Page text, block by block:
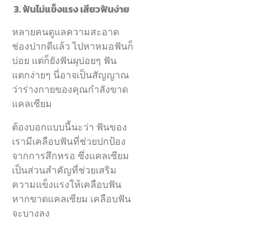
3. ฟันไม่แข็งแรง เสียวฟันง่าย
หลายคนดูแลความสะอาด
ช่องปากดีแล้ว ไปหาหมอฟันก็
บ่อย แต่ก็ยังฟันผุบ่อยๆ ฟัน
แตกง่ายๆ นี่อาจเป็นสัญญาณ
ว่าร่างกายของคุณกำลังขาด
แคลเซียม
ต้องบอกแบบนี้นะว่า ฟันของ
เรามีเคลือบฟันที่ช่วยปกป้อง
จากการสึกหรอ ซึ่งแคลเซียม
เป็นส่วนสำคัญที่ช่วยเสริม
ความแข็งแรงให้เคลือบฟัน
หากขาดแคลเซียม เคลือบฟัน
จะบางลง